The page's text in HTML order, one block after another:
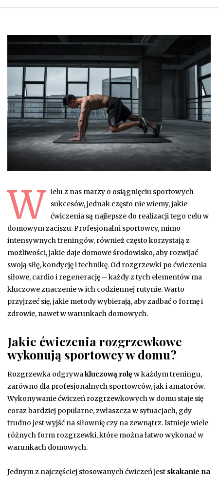
W ielu z nas marzy o osiągnięciu sportowych
sukcesów, jednak często nie wiemy, jakie
ćwiczenia są najlepsze do realizacji tego celu w
domowym zaciszu. Profesjonalni sportowcy, mimo
intensywnych treningów, również często korzystają z
możliwości, jakie daje domowe środowisko, aby rozwijać
swoją siłę, kondycję i technikę. Od rozgrzewki po ćwiczenia
siłowe, cardio i regenerację – każdy z tych elementów ma
kluczowe znaczenie w ich codziennej rutynie. Warto
przyjrzeć się, jakie metody wybierają, aby zadbać o formę i
zdrowie, nawet w warunkach domowych.
Jakie ćwiczenia rozgrzewkowe
wykonują sportowcy w domu?
Rozgrzewka odgrywakluczową rolęw każdym treningu,
zarówno dla profesjonalnych sportowców, jak i amatorów.
Wykonywanie ćwiczeń rozgrzewkowych w domu staje się
coraz bardziej popularne, zwłaszcza w sytuacjach, gdy
trudno jest wyjść na siłownię czy na zewnątrz. Istnieje wiele
różnych form rozgrzewki, które można łatwo wykonać w
warunkach domowych.
Jednym z najczęściej stosowanych ćwiczeń jest skakanie na